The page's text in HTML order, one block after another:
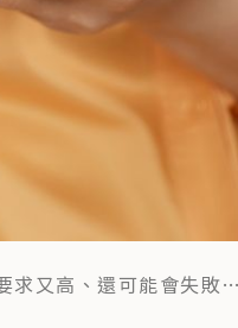
求又高、還可能會失敗